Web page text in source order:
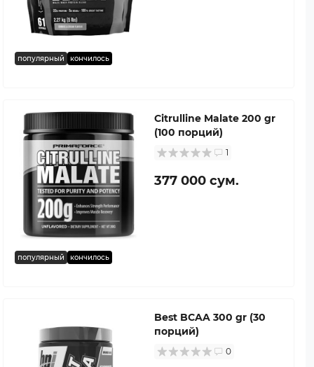
популярный кончилось
популярный кончилось
Citrulline Malate 200 gr
(100 порций)
1
377 000 сум.
Best BCAA 300 gr (30
порций)
0